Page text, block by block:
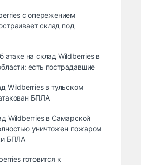
с опережением
склад под
атаке на склад Wildberries в
есть пострадавшие
Wildberries в тульском
БПЛА
Wildberries в Самарской
уничтожен пожаром
БПЛА
готовится к